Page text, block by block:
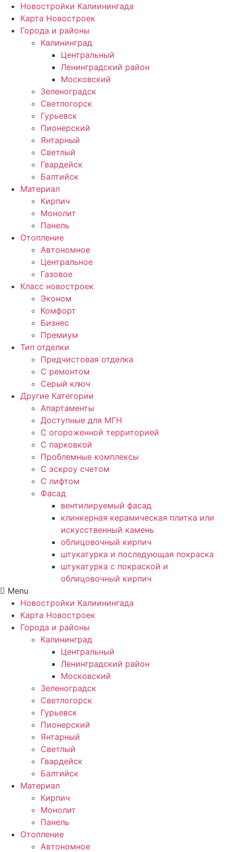
Новостройки Калиинингада
Карта Новостроек
Города и районы
Калининград
Центральный
Ленинградский район
Московский
Зеленоградск
Светлогорск
Гурьевск
Пионерский
Янтарный
Светлый
Гвардейск
Балтийск
Материал
Кирпич
Монолит
Панель
Отопление
Автономное
Центральное
Газовое
Класс новостроек
Эконом
Комфорт
Бизнес
Премиум
Тип отделки
Предчистовая отделка
С ремонтом
Серый ключ
Другие Категории
Апартаменты
Доступные для МГН
С огороженной территорией
С парковкой
Проблемные комплексы
С эскроу счетом
С лифтом
Фасад
вентилируемый фасад
клинкерная керамическая плитка или
искусственный камень
облицовочный кирпич
штукатурка и последующая покраска
штукатурка с покраской и
облицовочный кирпич
Menu
Новостройки Калиинингада
Карта Новостроек
Города и районы
Калининград
Центральный
Ленинградский район
Московский
Зеленоградск
Светлогорск
Гурьевск
Пионерский
Янтарный
Светлый
Гвардейск
Балтийск
Материал
Кирпич
Монолит
Панель
Отопление
Автономное